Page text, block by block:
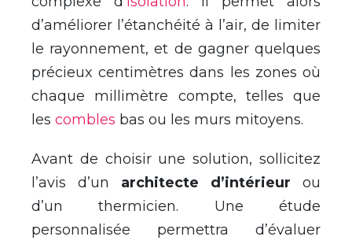
d’améliorer l’étanchéité à l’air, de limiter
le rayonnement, et de gagner quelques
précieux centimètres dans les zones où
chaque millimètre compte, telles que
les combles bas ou les murs mitoyens.
Avant de choisir une solution, sollicitez
l’avis d’un architecte d’intérieur ou
d’un thermicien. Une étude
personnalisée permettra d’évaluer